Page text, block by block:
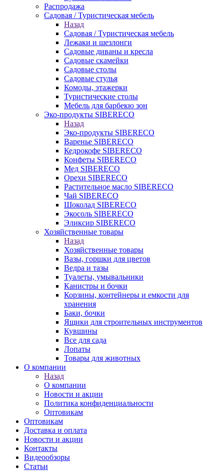
Распродажа
Садовая / Туристическая мебель
Назад
Садовая / Туристическая мебель
Лежаки и шезлонги
Садовые диваны и кресла
Садовые скамейки
Садовые столы
Садовые стулья
Комоды, этажерки
Туристические столы
Мебель для барбекю зон
Эко-продукты SIBERECO
Назад
Эко-продукты SIBERECO
Варенье SIBERECO
Кедрокофе SIBERECO
Конфеты SIBERECO
Мед SIBERECO
Орехи SIBERECO
Растительное масло SIBERECO
Чай SIBERECO
Шоколад SIBERECO
Экосоль SIBERECO
Эликсир SIBERECO
Хозяйственные товары
Назад
Хозяйственные товары
Вазы, горшки для цветов
Ведра и тазы
Туалеты, умывальники
Канистры и бочки
Корзины, контейнеры и емкости для
хранения
Баки, бочки
Ящики для строительных инструментов
Кувшины
Все для сада
Лопаты
Товары для животных
О компании
Назад
О компании
Новости и акции
Политика конфиденциальности
Оптовикам
Оптовикам
Доставка и оплата
Новости и акции
Контакты
Видеообзоры
Статьи